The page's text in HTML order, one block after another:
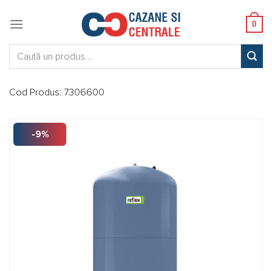
0
Cod Produs: 7306600
-9%